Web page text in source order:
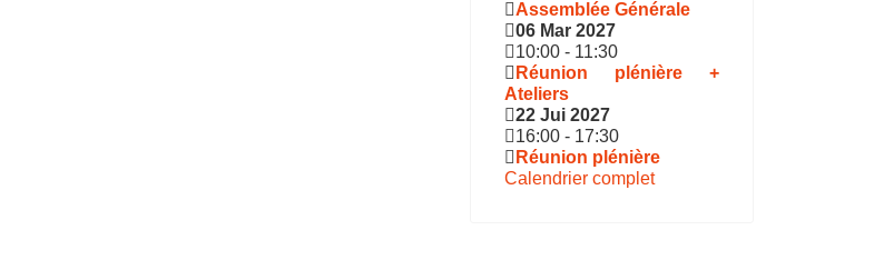
Assemblée Générale
06 Mar 2027
10:00 - 11:30
Réunion plénière +
Ateliers
22 Jui 2027
16:00 - 17:30
Réunion plénière
Calendrier complet